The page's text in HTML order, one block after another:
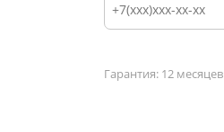
Гарантия: 12 месяцев